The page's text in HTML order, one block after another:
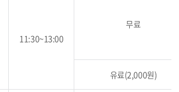
11:30~13:00
무료
유료(2,000원)